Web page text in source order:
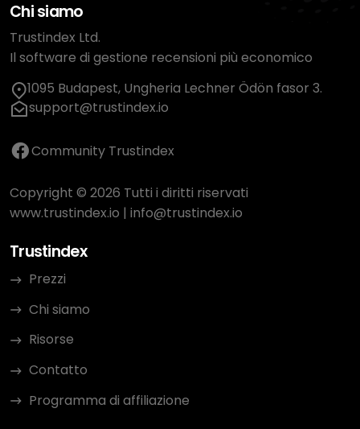
Chi siamo
Trustindex Ltd.
Il software di gestione recensioni più economico
1095 Budapest, Ungheria Lechner Ödön fasor 3.
support@trustindex.io
Community Trustindex
Copyright © 2026 Tutti i diritti riservati
www.trustindex.io | info@trustindex.io
Trustindex
Prezzi
Chi siamo
Risorse
Contatto
Programma di affiliazione